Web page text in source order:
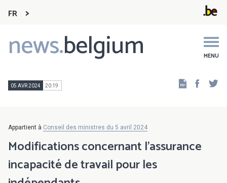
FR
news.belgium MENU
Main
navigation
05 AVR 2024 20:19
Appartient à Conseil des ministres du 5 avril 2024
Modifications concernant l’assurance
incapacité de travail pour les